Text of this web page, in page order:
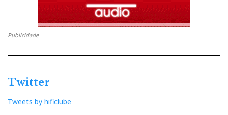
Publicidade
Twitter
Tweets by hificlube